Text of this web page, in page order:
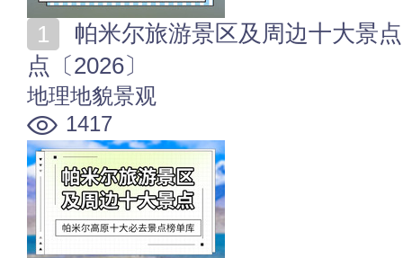
点〔2026〕
地理地貌景观
1417